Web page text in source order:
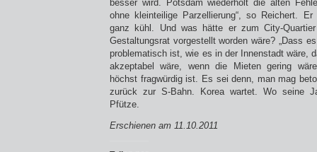
besser wird. Potsdam wiederholt die alten
ohne kleinteilige Parzellierung“, so Reichert.
ganz kühl. Und was hätte er zum City-
Gestaltungsrat vorgestellt worden wäre? „Dass
problematisch ist, wie es in der Innenstadt wäre,
akzeptabel wäre, wenn die Mieten gering
höchst fragwürdig ist. Es sei denn, man mag
zurück zur S-Bahn. Korea wartet. Wo seine
Pfütze.
Erschienen am 11.10.2011